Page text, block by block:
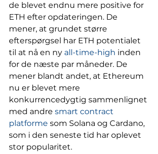
de blevet endnu mere positive for
ETH efter opdateringen. De
mener, at grundet større
efterspørgsel har ETH potentialet
til at nå en ny all-time-high inden
for de næste par måneder. De
mener blandt andet, at Ethereum
nu er blevet mere
konkurrencedygtig sammenlignet
med andre smart contract
platforme som Solana og Cardano,
som i den seneste tid har oplevet
stor popularitet.